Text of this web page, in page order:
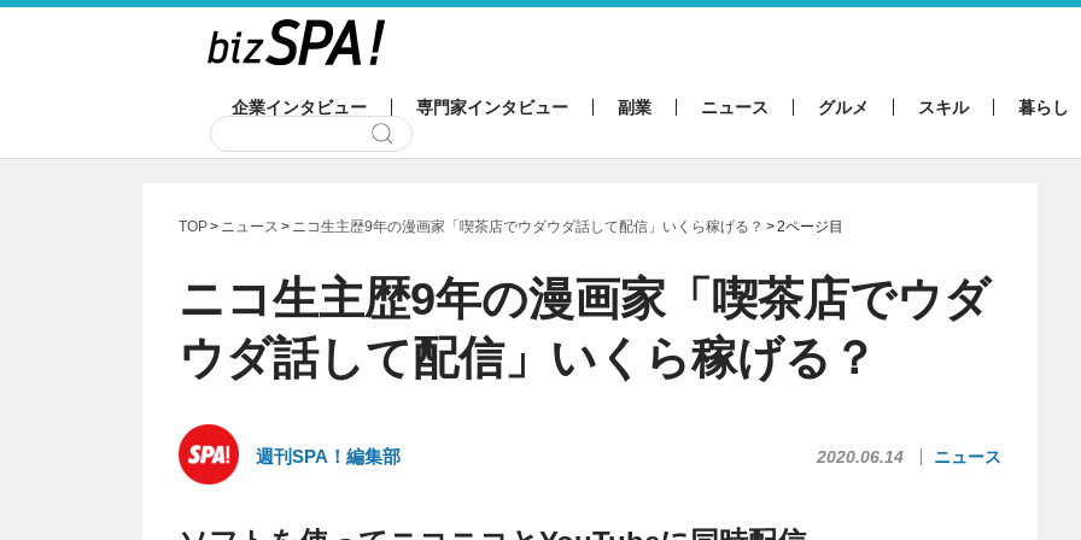
企業インタビュー 専門家インタビュー 副業 ニュース グルメ スキル 暮らし
TOP ニュース ニコ生主歴9年の漫画家「喫茶店でウダウダ話して配信」いくら稼げる？ 2ページ目
ニコ生主歴9年の漫画家「喫茶店でウダ
ウダ話して配信」いくら稼げる？
週刊SPA！編集部 2020.06.14 ニュース